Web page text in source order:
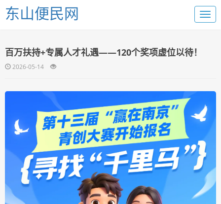
东山便民网
百万扶持+专属人才礼遇——120个奖项虚位以待！
2026-05-14